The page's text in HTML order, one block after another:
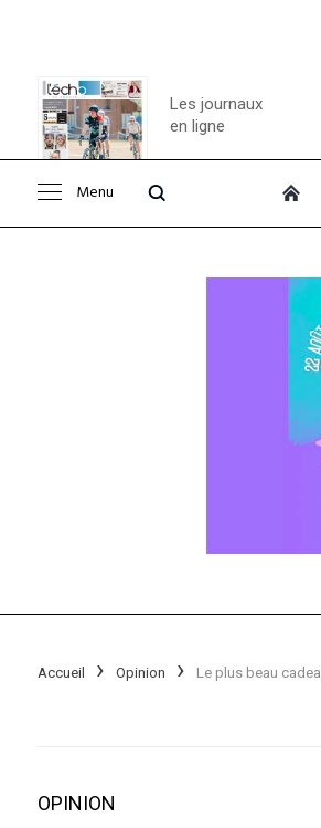
Consulter le
Les journaux
en ligne
Menu
Accueil Opinion Le plus beau
OPINION